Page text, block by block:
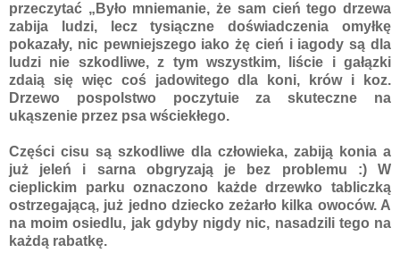
przeczytać „Było mniemanie, że sam cień tego drzewa
zabija ludzi, lecz tysiączne doświadczenia omyłkę
pokazały, nic pewniejszego iako żę cień i iagody są dla
ludzi nie szkodliwe, z tym wszystkim, liście i gałązki
zdaią się więc coś jadowitego dla koni, krów i koz.
Drzewo pospolstwo poczytuie za skuteczne na
ukąszenie przez psa wściekłego.
Części cisu są szkodliwe dla człowieka, zabiją konia a
już jeleń i sarna obgryzają je bez problemu :) W
cieplickim parku oznaczono każde drzewko tabliczką
ostrzegającą, już jedno dziecko zeżarło kilka owoców. A
na moim osiedlu, jak gdyby nigdy nic, nasadzili tego na
każdą rabatkę.